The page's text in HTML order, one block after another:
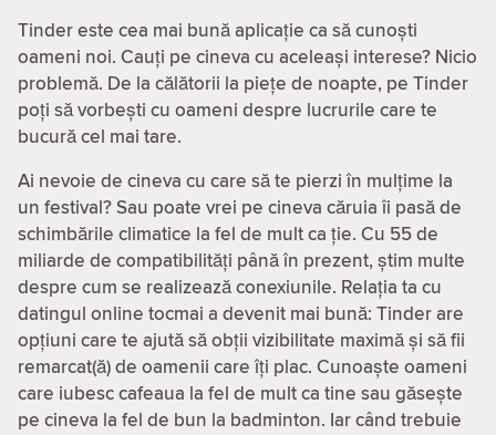
Tinder este cea mai bună aplicație ca să cunoști
oameni noi. Cauți pe cineva cu aceleași interese? Nicio
problemă. De la călătorii la piețe de noapte, pe Tinder
poți să vorbești cu oameni despre lucrurile care te
bucură cel mai tare.
Ai nevoie de cineva cu care să te pierzi în mulțime la
un festival? Sau poate vrei pe cineva căruia îi pasă de
schimbările climatice la fel de mult ca ție. Cu 55 de
miliarde de compatibilităţi până în prezent, știm multe
despre cum se realizează conexiunile. Relația ta cu
datingul online tocmai a devenit mai bună: Tinder are
opțiuni care te ajută să obții vizibilitate maximă și să fii
remarcat(ă) de oamenii care îți plac. Cunoaște oameni
care iubesc cafeaua la fel de mult ca tine sau găsește
pe cineva la fel de bun la badminton. Iar când trebuie